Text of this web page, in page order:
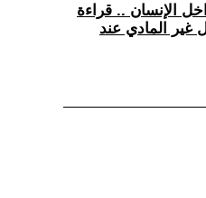
الإنسان .. قراءة
غير المادي عند